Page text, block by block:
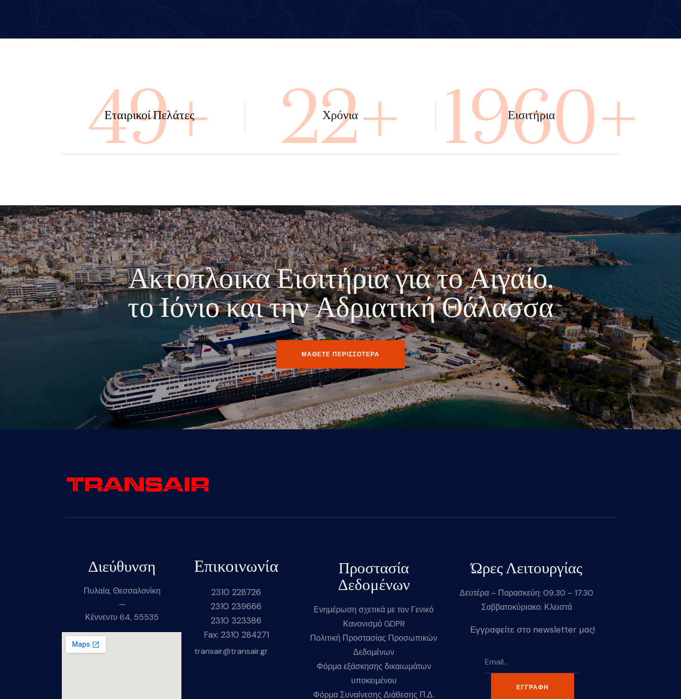
100+
Εταιρικοί Πελάτες 45+
Χρόνια 4000+
Εισιτήρια
Ακτοπλοικα Εισιτήρια για το Αιγαίο,
το Ιόνιο και την Αδριατική Θάλασσα
ΜΑΘΕΤΕ ΠΕΡΙΣΣΟΤΕΡΑ
Διεύθυνση
Πυλαία, Θεσσαλονίκη
—
Κέννεντυ 64, 55535
Επικοινωνία
2310 228726
2310 239666
2310 323386
Fax: 2310 284271
transair@transair.gr
Προστασία
Δεδομένων
Ενημέρωση σχετικά με τον Γενικό
Κανονισμό GDPR
Πολιτική Προστασίας Προσωπικών
Δεδομένων
Φόρμα εξάσκησης δικαιωμάτων
υποκειμένου
Φόρμα Συναίνεσης Διάθεσης Π.Δ.
Ώρες Λειτουργίας
Δευτέρα – Παρασκεύη: 09.30 – 17.30
Σαββατοκύριακο: Κλειστά
Εγγραφείτε στο newsletter μας!
ΕΓΓΡΑΦΉ